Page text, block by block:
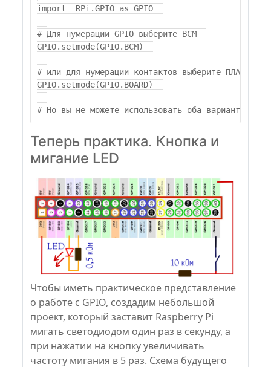
import  RPi.GPIO as GPIO
# Для нумерации GPIO выберите BCM
GPIO.setmode(GPIO.BCM)
# или для нумерации контактов выберите ПЛАТА
GPIO.setmode(GPIO.BOARD)
Теперь практика. Кнопка и
мигание LED
Чтобы иметь практическое представление
о работе с GPIO, создадим небольшой
проект, который заставит Raspberry Pi
мигать светодиодом один раз в секунду, а
при нажатии на кнопку увеличивать
частоту мигания в 5 раз. Схема будущего